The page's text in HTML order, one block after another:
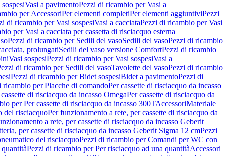
Vasi a pavimentoPezzi di ricambio per Vasi a
per AccessoriPer elementi completiPer elementi aggiuntiviPezzi
di ricambio per Vasi sospesiVasi a cacciataPezzi di ricambio per Vasi
per Vasi a cacciata per cassetta di risciacquo esterna
Pezzi di ricambio per Sedili del vasoSedili del vasoPezzi di ricambio
prolungatiSedili del vaso versione ComfortPezzi di ricambio
Vasi sospesiPezzi di ricambio per Vasi sospesiVasi a
di ricambio per Sedili del vasoTavolette del vasoPezzi di ricambio
Pezzi di ricambio per Bidet sospesiBidet a pavimentoPezzi di
ricambio per Placche di comandoPer cassette di risciacquo da incasso
di risciacquo da incasso OmegaPer cassette di risciacquo da
per Per cassette di risciacquo da incasso 300TAccessoriMateriale
del risciacquoPer funzionamento a rete, per cassette di risciacquo da
a rete, per cassette di risciacquo da incasso Geberit
per cassette di risciacquo da incasso Geberit Sigma 12 cmPezzi
del risciacquoPezzi di ricambio per Comandi per WC con
Pezzi di ricambio per Per risciacquo ad una quantitàAccessori